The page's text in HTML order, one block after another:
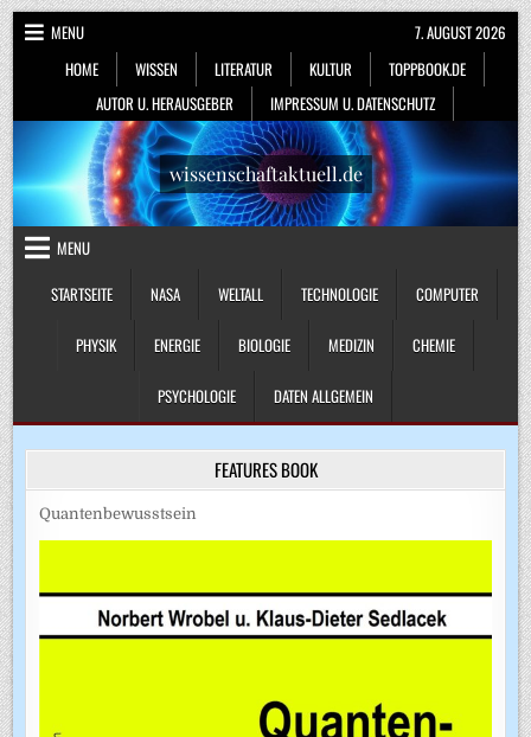
Skip
to
content
MENU
HOME
WISSEN LITERATUR KULTUR
TOPPBOOK.DE
AUTOR U. HERAUSGEBER
IMPRESSUM U. DATENSCHUTZ
7. AUGUST 2026
wissenschaftaktuell.de
MENU
STARTSEITE
NASA WELTALL TECHNOLOGIE COMPUTER
PHYSIK ENERGIE BIOLOGIE MEDIZIN CHEMIE
PSYCHOLOGIE DATEN ALLGEMEIN
FEATURES BOOK
Quantenbewusstsein